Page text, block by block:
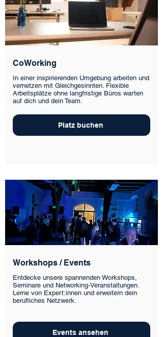
CoWorking
In einer inspirierenden Umgebung arbeiten und
vernetzen mit Gleichgesinnten. Flexible
Arbeitsplätze ohne langfristige Büros warten
auf dich und dein Team.
Platz buchen
Workshops / Events
Entdecke unsere spannenden Workshops,
Seminare und Networking-Veranstaltungen.
Lerne von Expert:innen und erweitern dein
berufliches Netzwerk.
Events ansehen